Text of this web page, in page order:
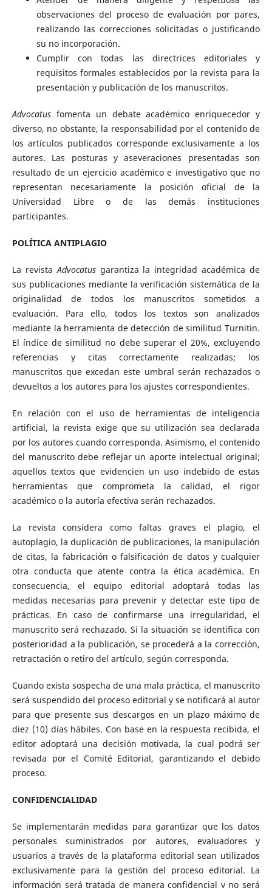
observaciones del proceso de evaluación por pares,
realizando las correcciones solicitadas o justificando
su no incorporación.
Cumplir con todas las directrices editoriales y
requisitos formales establecidos por la revista para la
presentación y publicación de los manuscritos.
Advocatusfomenta un debate académico enriquecedor y
diverso, no obstante, la responsabilidad por el contenido de
los artículos publicados corresponde exclusivamente a los
autores. Las posturas y aseveraciones presentadas son
resultado de un ejercicio académico e investigativo que no
representan necesariamente la posición oficial de la
Universidad Libre o de las demás instituciones
participantes.
POLÍTICA ANTIPLAGIO
La revistaAdvocatusgarantiza la integridad académica de
sus publicaciones mediante la verificación sistemática de la
originalidad de todos los manuscritos sometidos a
evaluación. Para ello, todos los textos son analizados
mediante la herramienta de detección de similitud Turnitin.
El índice de similitud no debe superar el 20%, excluyendo
referencias y citas correctamente realizadas; los
manuscritos que excedan este umbral serán rechazados o
devueltos a los autores para los ajustes correspondientes.
En relación con el uso de herramientas de inteligencia
artificial, la revista exige que su utilización sea declarada
por los autores cuando corresponda. Asimismo, el contenido
del manuscrito debe reflejar un aporte intelectual original;
aquellos textos que evidencien un uso indebido de estas
herramientas que comprometa la calidad, el rigor
académico o la autoría efectiva serán rechazados.
La revista considera como faltas graves el plagio, el
autoplagio, la duplicación de publicaciones, la manipulación
de citas, la fabricación o falsificación de datos y cualquier
otra conducta que atente contra la ética académica. En
consecuencia, el equipo editorial adoptará todas las
medidas necesarias para prevenir y detectar este tipo de
prácticas. En caso de confirmarse una irregularidad, el
manuscrito será rechazado. Si la situación se identifica con
posterioridad a la publicación, se procederá a la corrección,
retractación o retiro del artículo, según corresponda.
Cuando exista sospecha de una mala práctica, el manuscrito
será suspendido del proceso editorial y se notificará al autor
para que presente sus descargos en un plazo máximo de
diez (10) días hábiles. Con base en la respuesta recibida, el
editor adoptará una decisión motivada, la cual podrá ser
revisada por el Comité Editorial, garantizando el debido
proceso.
CONFIDENCIALIDAD
Se implementarán medidas para garantizar que los datos
personales suministrados por autores, evaluadores y
usuarios a través de la plataforma editorial sean utilizados
exclusivamente para la gestión del proceso editorial. La
información será tratada de manera confidencial y no será